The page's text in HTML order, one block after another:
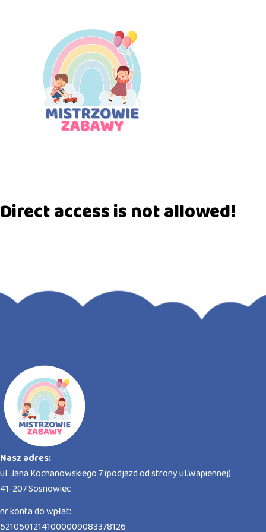
Direct access is not allowed!
Nasz adres:
ul. Jana Kochanowskiego 7 (podjazd od strony ul.Wapiennej)
41-207 Sosnowiec
nr konta do wpłat:
52105012141000009083378126